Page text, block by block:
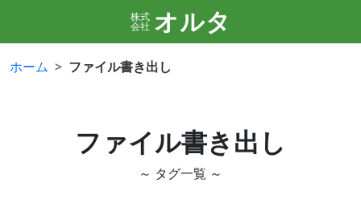
株式
会社 オルタ
ホーム ファイル書き出し
ファイル書き出し
～ タグ一覧 ～